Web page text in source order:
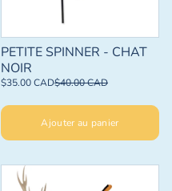
PETITE SPINNER - CHAT
NOIR
$35.00 CAD$40.00 CAD
Ajouter au panier